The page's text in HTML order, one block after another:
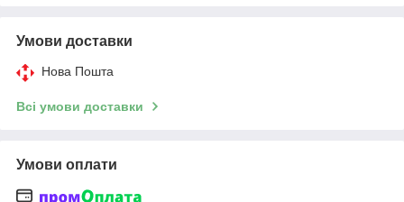
Умови доставки
Нова Пошта
Всі умови доставки
Умови оплати